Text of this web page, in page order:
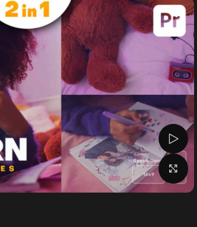
تماشای ویدئو
بزرگنمایی تصویر